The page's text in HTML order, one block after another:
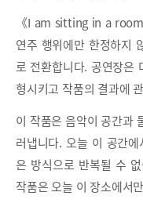
《I am sitting in a
연주 행위에만 한정하지
로 전환합니다. 공연장은
형시키고 작품의 결과에
이 작품은 음악이 공간과
러냅니다. 오늘 이 공간
은 방식으로 반복될 수
작품은 오늘 이 장소에서